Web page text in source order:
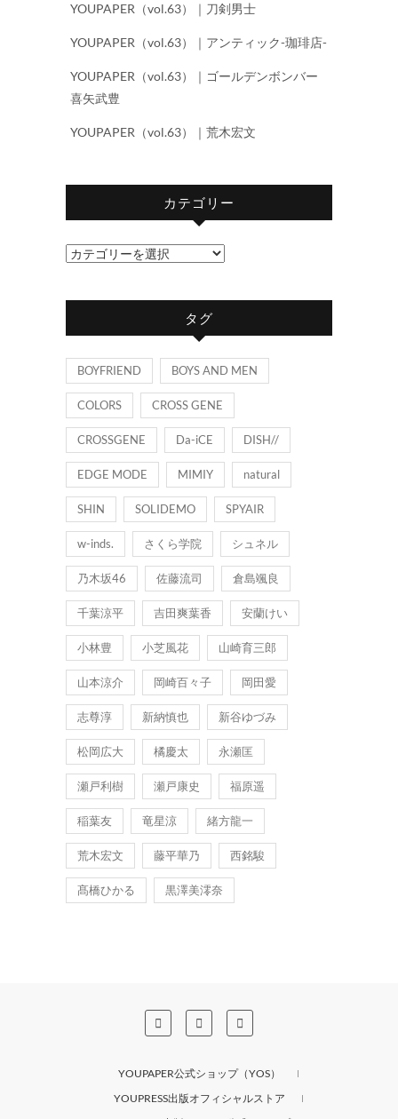
YOUPAPER（vol.63）｜刀剣男士
YOUPAPER（vol.63）｜アンティック-珈琲店-
YOUPAPER（vol.63）｜ゴールデンボンバー
喜矢武豊
YOUPAPER（vol.63）｜荒木宏文
カテゴリー
カ
ゴ
タグ
BOYFRIEND BOYS AND MEN
COLORS CROSS GENE
CROSSGENE Da-iCE DISH//
EDGE MODE MIMIY natural
SHIN SOLIDEMO SPYAIR
w-inds. さくら学院 シュネル
乃木坂46 佐藤流司 倉島颯良
千葉涼平 吉田爽葉香 安蘭けい
小林豊 小芝風花 山崎育三郎
山本涼介 岡崎百々子 岡田愛
志尊淳 新納慎也 新谷ゆづみ
松岡広大 橘慶太 永瀬匡
瀬戸利樹 瀬戸康史 福原遥
稲葉友 竜星涼 緒方龍一
荒木宏文 藤平華乃 西銘駿
髙橋ひかる 黒澤美澪奈
YOUPAPER公式ショップ（YOS）
YOUPRESS出版オフィシャルストア